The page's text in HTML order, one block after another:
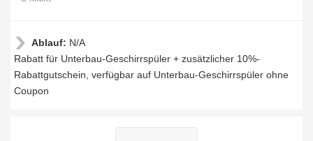
Ablauf: N/A
Rabatt für Unterbau-Geschirrspüler + zusätzlicher 10%-
Rabattgutschein, verfügbar auf Unterbau-Geschirrspüler ohne
Coupon